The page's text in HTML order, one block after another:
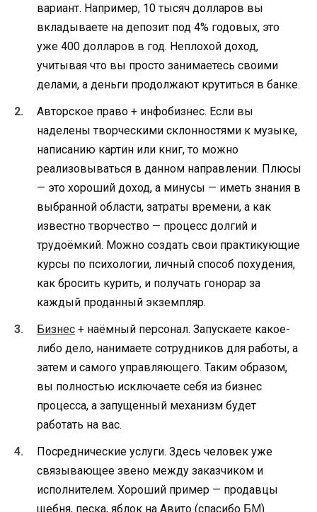
вариант. Например, 10 тысяч долларов вы
вкладываете на депозит под 4% годовых, это
уже 400 долларов в год. Неплохой доход,
учитывая что вы просто занимаетесь своими
делами, а деньги продолжают крутиться в банке.
Авторское право + инфобизнес. Если вы
наделены творческими склонностями к музыке,
написанию картин или книг, то можно
реализовываться в данном направлении. Плюсы
— это хороший доход, а минусы — иметь знания в
выбранной области, затраты времени, а как
известно творчество — процесс долгий и
трудоёмкий. Можно создать свои практикующие
курсы по психологии, личный способ похудения,
как бросить курить, и получать гонорар за
каждый проданный экземпляр.
Бизнес + наёмный персонал. Запускаете какое-
либо дело, нанимаете сотрудников для работы, а
затем и самого управляющего. Таким образом,
вы полностью исключаете себя из бизнес
процесса, а запущенный механизм будет
работать на вас.
Посреднические услуги. Здесь человек уже
связывающее звено между заказчиком и
исполнителем. Хороший пример — продавцы
щебня, песка, яблок на Авито (спасибо БМ).